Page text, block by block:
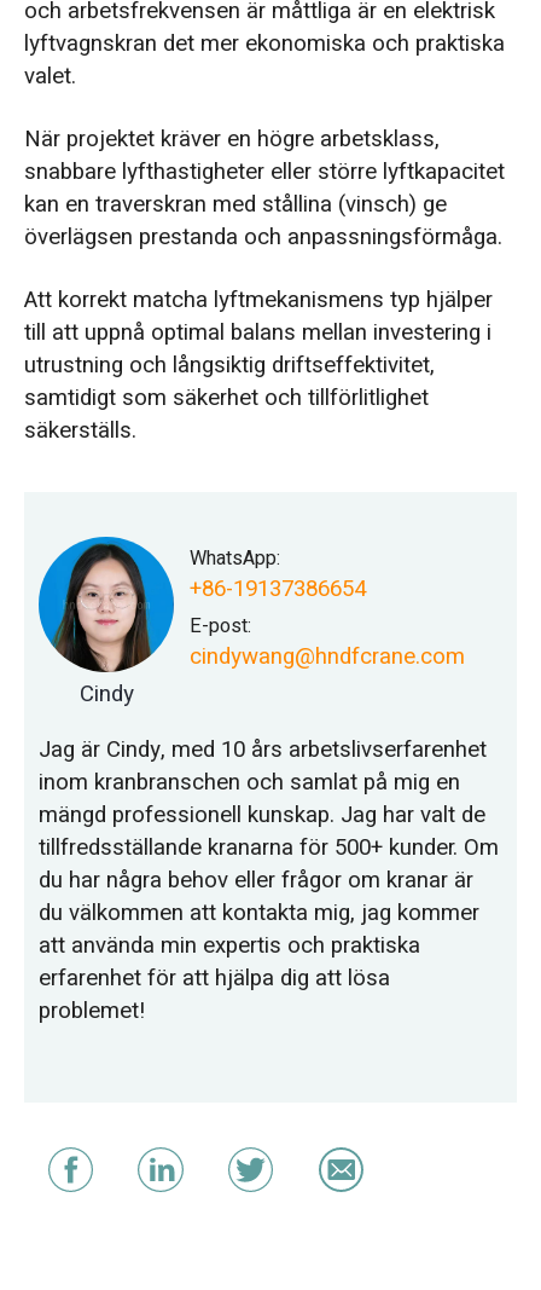
och arbetsfrekvensen är måttliga är en elektrisk
lyftvagnskran det mer ekonomiska och praktiska
valet.
När projektet kräver en högre arbetsklass,
snabbare lyfthastigheter eller större lyftkapacitet
kan en traverskran med stållina (vinsch) ge
överlägsen prestanda och anpassningsförmåga.
Att korrekt matcha lyftmekanismens typ hjälper
till att uppnå optimal balans mellan investering i
utrustning och långsiktig driftseffektivitet,
samtidigt som säkerhet och tillförlitlighet
säkerställs.
Cindy
WhatsApp:
+86-19137386654
E-post:
cindywang@hndfcrane.com
Jag är Cindy, med 10 års arbetslivserfarenhet
inom kranbranschen och samlat på mig en
mängd professionell kunskap. Jag har valt de
tillfredsställande kranarna för 500+ kunder. Om
du har några behov eller frågor om kranar är
du välkommen att kontakta mig, jag kommer
att använda min expertis och praktiska
erfarenhet för att hjälpa dig att lösa
problemet!